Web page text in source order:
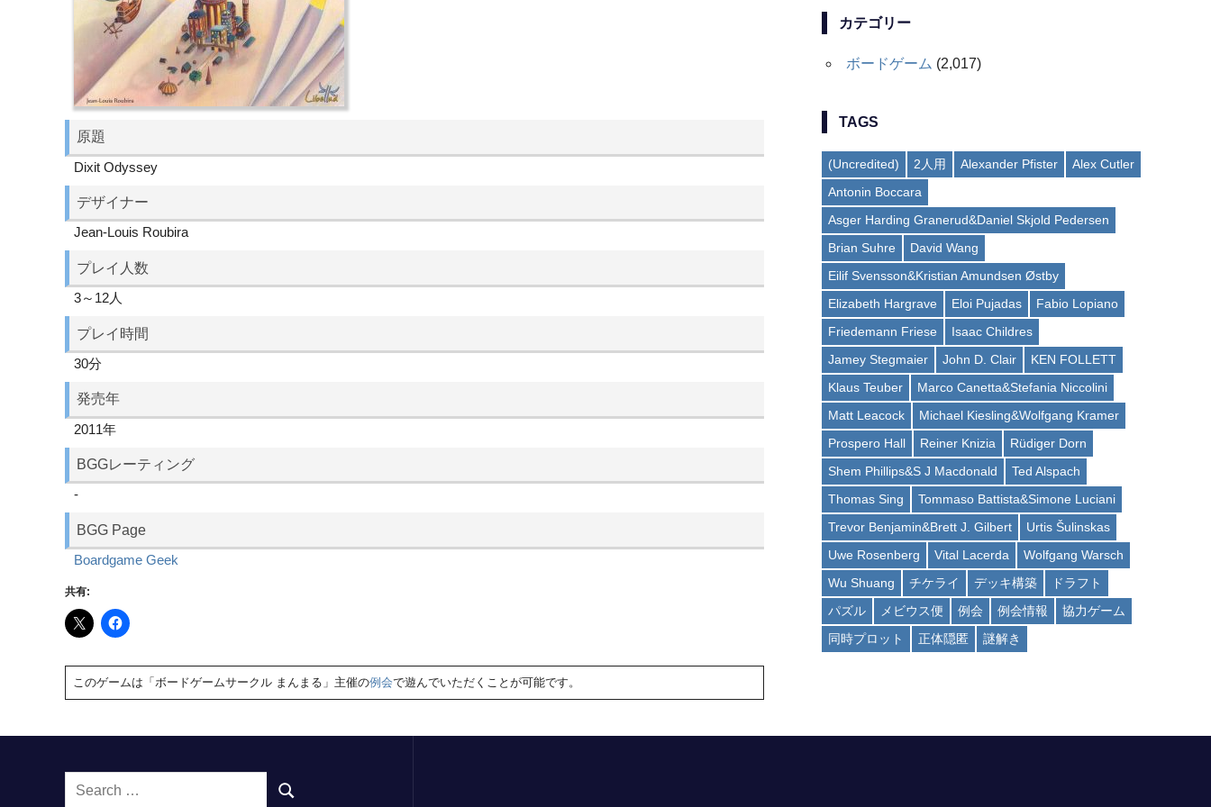
原題
Dixit Odyssey
デザイナー
Jean-Louis Roubira
プレイ人数
3～12人
プレイ時間
30分
発売年
2011年
BGGレーティング
-
BGG Page
Boardgame Geek
共有:
このゲームは「ボードゲームサークル まんまる」主催の例会で遊んでいただくことが可能です。
カテゴリー
ボードゲーム (2,017)
TAGS
(Uncredited) 2人用 Alexander Pfister
Alex Cutler
Antonin Boccara
Asger Harding Granerud&Daniel Skjold Pedersen
Brian Suhre
David Wang
Eilif Svensson&Kristian Amundsen Østby
Elizabeth Hargrave
Eloi Pujadas
Fabio Lopiano
Friedemann Friese
Isaac Childres
Jamey Stegmaier
John D. Clair
KEN FOLLETT
Klaus Teuber
Marco Canetta&Stefania Niccolini
Matt Leacock
Michael Kiesling&Wolfgang Kramer
Prospero Hall
Reiner Knizia
Rüdiger Dorn
Shem Phillips&S J Macdonald
Ted Alspach
Thomas Sing
Tommaso Battista&Simone Luciani
Trevor Benjamin&Brett J. Gilbert
Urtis Šulinskas
Uwe Rosenberg
Vital Lacerda
Wolfgang Warsch
Wu Shuang
チケライ デッキ構築
ドラフト
パズル
メビウス便 例会 例会情報
協力ゲーム
同時プロット
正体隠匿 謎解き
Search
SEARCH